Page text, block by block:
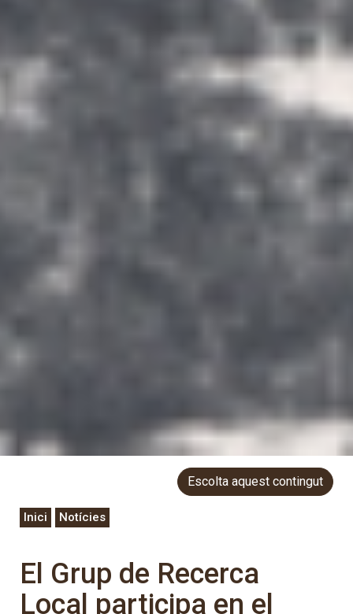
Escolta aquest contingut
Inici Notícies
El Grup de Recerca
Local participa en el